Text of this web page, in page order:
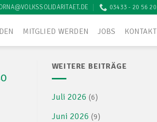
03433 - 20 56 20
MITGLIED WERDEN JOBS KONTAKT
WEITERE BEITRÄGE
Juli 2026 (6)
Juni 2026 (9)